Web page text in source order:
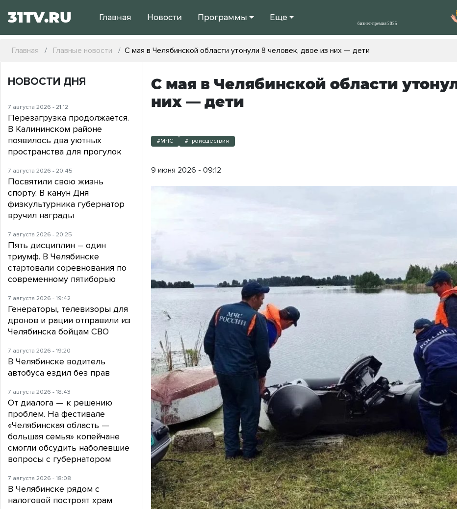
31TV.RU Главная Новости Программы Еще
Главная Главные новости С мая в Челябинской области утонули 8 человек, двое из них — дети
С мая в Челябинской области
них — дети
#МЧС #происшествия
9 июня 2026 - 09:12
НОВОСТИ ДНЯ
7 августа 2026 - 21:12
Перезагрузка продолжается.
В Калининском районе
появилось два уютных
пространства для прогулок
7 августа 2026 - 20:45
Посвятили свою жизнь
спорту. В канун Дня
физкультурника губернатор
вручил награды
7 августа 2026 - 20:25
Пять дисциплин – один
триумф. В Челябинске
стартовали соревнования по
современному пятиборью
7 августа 2026 - 19:42
Генераторы, телевизоры для
дронов и рации отправили из
Челябинска бойцам СВО
7 августа 2026 - 19:20
В Челябинске водитель
автобуса ездил без прав
7 августа 2026 - 18:43
От диалога — к решению
проблем. На фестивале
«Челябинская область —
большая семья» копейчане
смогли обсудить наболевшие
вопросы с губернатором
7 августа 2026 - 18:08
В Челябинске рядом с
налоговой построят храм